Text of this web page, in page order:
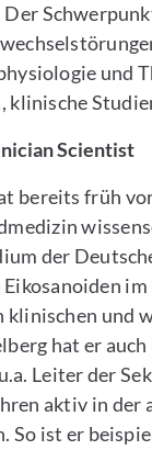
und
klinische
Scientist
bereits früh
der
klinischen und
hat er
Leiter der
aktiv in der
So ist er